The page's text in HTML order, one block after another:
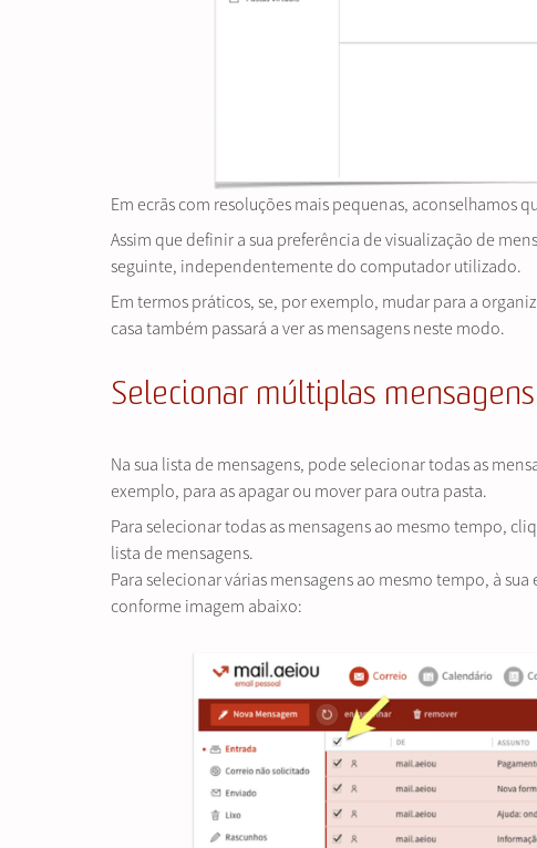
Em ecrãs com resoluções mais pequenas, aconselhamos
Assim que definir a sua preferência de visualização de
seguinte, independentemente do computador utilizado.
Em termos práticos, se, por exemplo, mudar para a
casa também passará a ver as mensagens neste modo.
Selecionar múltiplas mensagens
Na sua lista de mensagens, pode selecionar todas as
exemplo, para as apagar ou mover para outra pasta.
Para selecionar todas as mensagens ao mesmo tempo,
lista de mensagens.
Para selecionar várias mensagens ao mesmo tempo, à
conforme imagem abaixo: